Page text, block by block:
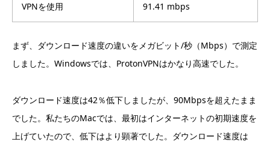
VPNを使用 91.41 mbps
まず、ダウンロード速度の違いをメガビット/秒（Mbps）で測定
しました。Windowsでは、ProtonVPNはかなり高速でした。
ダウンロード速度は42％低下しましたが、90Mbpsを超えたまま
でした。私たちのMacでは、最初はインターネットの初期速度を
上げていたので、低下はより顕著でした。ダウンロード速度は